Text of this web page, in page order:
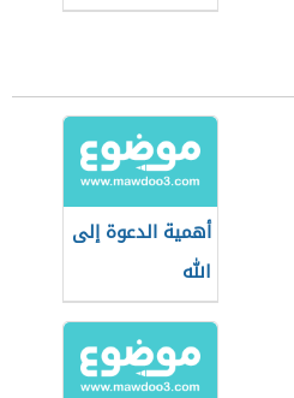
أهمية الدعوة إلى
الله